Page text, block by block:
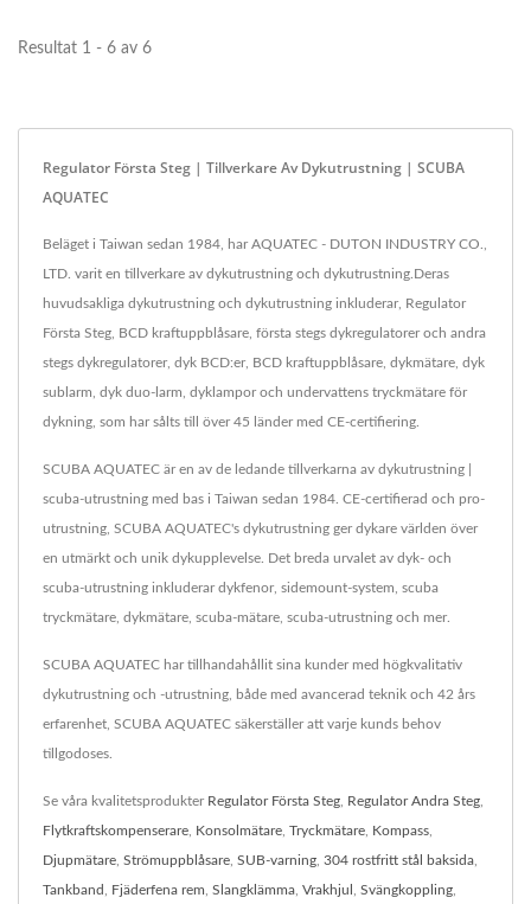
Resultat 1 - 6 av 6
Regulator Första Steg | Tillverkare Av Dykutrustning | SCUBA
AQUATEC
Beläget i Taiwan sedan 1984, har AQUATEC - DUTON INDUSTRY CO.,
LTD. varit en tillverkare av dykutrustning och dykutrustning.Deras
huvudsakliga dykutrustning och dykutrustning inkluderar, Regulator
Första Steg, BCD kraftuppblåsare, första stegs dykregulatorer och andra
stegs dykregulatorer, dyk BCD:er, BCD kraftuppblåsare, dykmätare, dyk
sublarm, dyk duo-larm, dyklampor och undervattens tryckmätare för
dykning, som har sålts till över 45 länder med CE-certifiering.
SCUBA AQUATEC är en av de ledande tillverkarna av dykutrustning |
scuba-utrustning med bas i Taiwan sedan 1984. CE-certifierad och pro-
utrustning, SCUBA AQUATEC's dykutrustning ger dykare världen över
en utmärkt och unik dykupplevelse. Det breda urvalet av dyk- och
scuba-utrustning inkluderar dykfenor, sidemount-system, scuba
tryckmätare, dykmätare, scuba-mätare, scuba-utrustning och mer.
SCUBA AQUATEC har tillhandahållit sina kunder med högkvalitativ
dykutrustning och -utrustning, både med avancerad teknik och 42 års
erfarenhet, SCUBA AQUATEC säkerställer att varje kunds behov
tillgodoses.
Se våra kvalitetsprodukter Regulator Första Steg Regulator Andra Steg
Flytkraftskompenserare Konsolmätare Tryckmätare Kompass
Djupmätare Strömuppblåsare SUB-varning 304 rostfritt stål baksida
Tankband Fjäderfena rem Slangklämma Vrakhjul Svängkoppling